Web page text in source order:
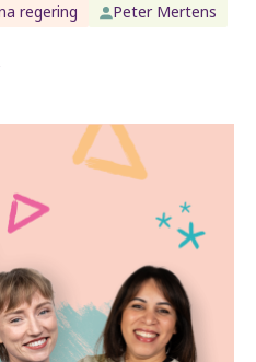
regering Peter Mertens